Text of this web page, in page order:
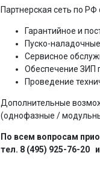
Партнерская сеть по РФ
Гарантийное и
Пуско-
Сервисное
Обеспечение ЗИП
Проведение
Дополнительные
(однофазные /
По всем вопросам
тел. 8 (495) 925-76-20